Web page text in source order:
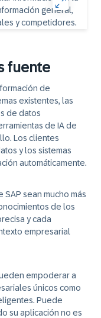
fuente
de
existentes, las
de datos
de IA de
Los clientes
y los sistemas
automáticamente.
sean mucho más
de los
y cada
empresarial
empoderar a
únicos como
Puede
su aplicación no es